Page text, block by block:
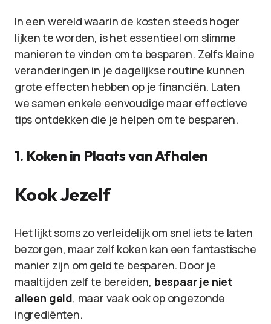
In een wereld waarin de kosten steeds hoger
lijken te worden, is het essentieel om slimme
manieren te vinden om te besparen. Zelfs kleine
veranderingen in je dagelijkse routine kunnen
grote effecten hebben op je financiën. Laten
we samen enkele eenvoudige maar effectieve
tips ontdekken die je helpen om te besparen.
1. Koken in Plaats van Afhalen
Kook Jezelf
Het lijkt soms zo verleidelijk om snel iets te laten
bezorgen, maar zelf koken kan een fantastische
manier zijn om geld te besparen. Door je
maaltijden zelf te bereiden, bespaar je niet
alleen geld, maar vaak ook op ongezonde
ingrediënten.